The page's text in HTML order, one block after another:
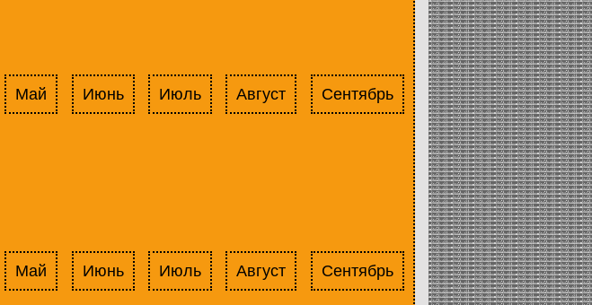
Май Июнь Июль Август Сентябрь
Май Июнь Июль Август Сентябрь